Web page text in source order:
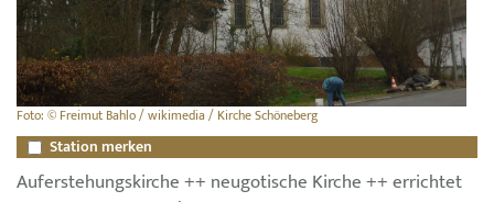
Foto: © Freimut Bahlo / wikimedia / Kirche Schöneberg
Station merken
Auferstehungskirche ++ neugotische Kirche ++ errichtet